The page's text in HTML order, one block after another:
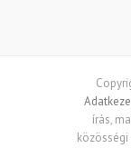
írás,